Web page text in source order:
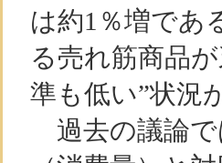
は約1％増であ
る売れ筋商品
準も低い”状況
過去の議論で